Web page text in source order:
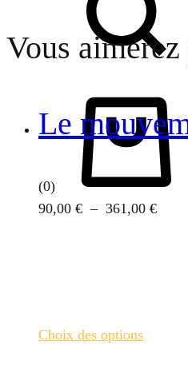
Vous
Le
(0)
90,00 € – 361,00 €Plage
Choix des options